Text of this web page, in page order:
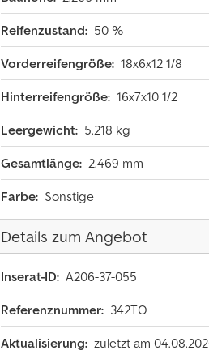
Reifenzustand: 50 %
Vorderreifengröße: 18x6x12 1/8
Hinterreifengröße: 16x7x10 1/2
Leergewicht: 5.218 kg
Gesamtlänge: 2.469 mm
Farbe: Sonstige
Details zum Angebot
Inserat-ID: A206-37-055
Referenznummer: 342TO
Aktualisierung: zuletzt am